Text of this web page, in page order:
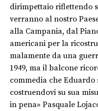
dirimpettaio riflettendo
verranno al nostro
alla Campania, dal
americani per la
malamente da una
1949, ma il balcone
commedia che Eduardo
costruendovi su sua
in pena» Pasquale